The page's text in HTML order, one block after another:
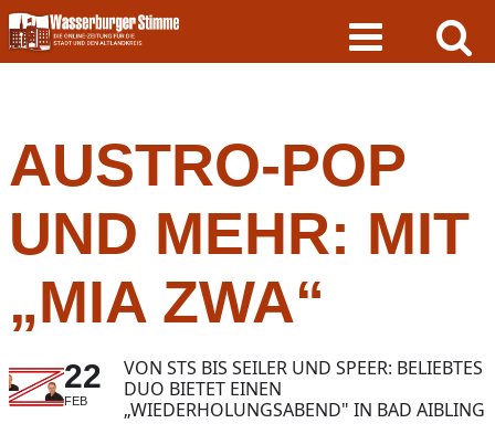
Skip
to
content
AUSTRO-POP
UND MEHR: MIT
„MIA ZWA“
22
FEB
VON STS BIS SEILER UND SPEER: BELIEBTES
DUO BIETET EINEN
„WIEDERHOLUNGSABEND" IN BAD AIBLING